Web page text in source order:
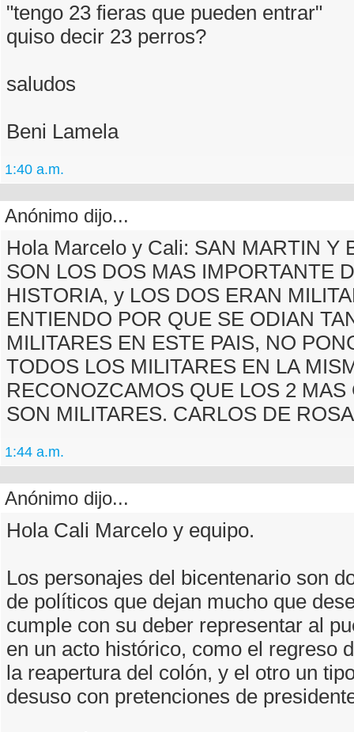
"tengo 23 fieras que pueden entrar"
quiso decir 23 perros?
saludos
Beni Lamela
1:40 a.m.
Anónimo dijo...
Hola Marcelo y Cali: SAN MARTIN Y
SON LOS DOS MAS IMPORTANTE
HISTORIA, y LOS DOS ERAN
ENTIENDO POR QUE SE ODIAN
MILITARES EN ESTE PAIS, NO
TODOS LOS MILITARES EN LA
RECONOZCAMOS QUE LOS 2 MAS
SON MILITARES. CARLOS DE
1:44 a.m.
Anónimo dijo...
Hola Cali Marcelo y equipo.
Los personajes del bicentenario son
de políticos que dejan mucho que
cumple con su deber representar al
en un acto histórico, como el regreso
la reapertura del colón, y el otro un
desuso con pretenciones de